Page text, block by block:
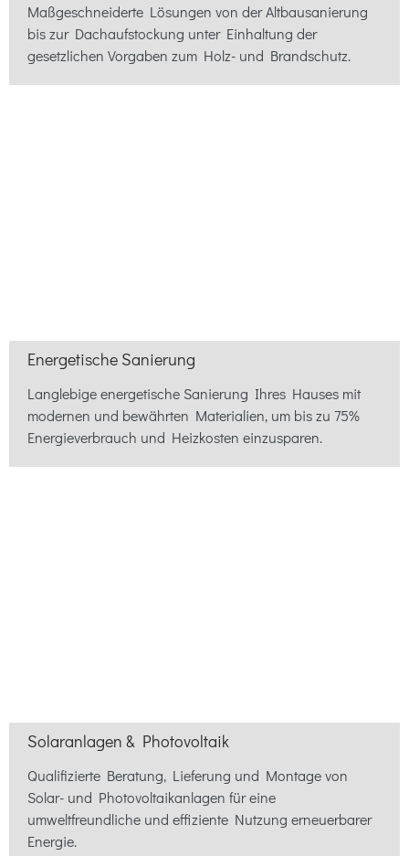
Maßgeschneiderte Lösungen von der Altbausanierung
bis zur Dachaufstockung unter Einhaltung der
gesetzlichen Vorgaben zum Holz- und Brandschutz.
Energetische Sanierung
Langlebige energetische Sanierung Ihres Hauses mit
modernen und bewährten Materialien, um bis zu 75%
Energieverbrauch und Heizkosten einzusparen.
Solaranlagen & Photovoltaik
Qualifizierte Beratung, Lieferung und Montage von
Solar- und Photovoltaikanlagen für eine
umweltfreundliche und effiziente Nutzung erneuerbarer
Energie.